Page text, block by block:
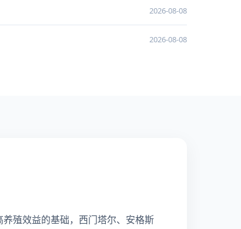
2026-08-08
2026-08-08
养殖效益的基础，西门塔尔、安格斯